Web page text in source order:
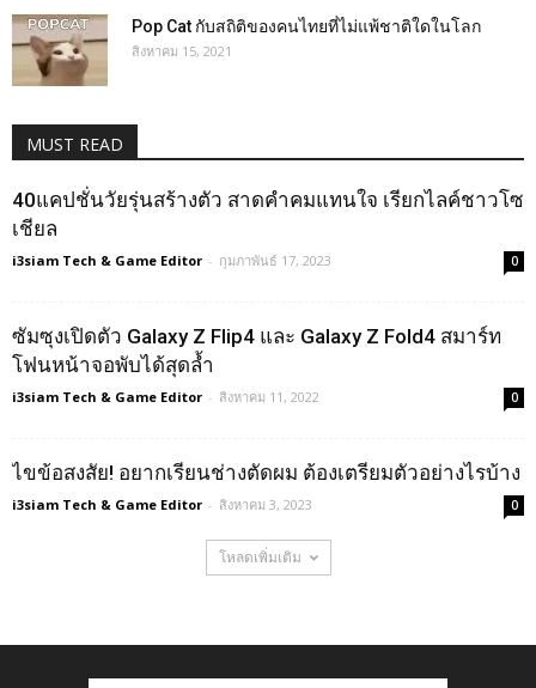
Pop Cat กับสถิติของคนไทยที่ไม่แพ้ชาติใดในโลก
สิงหาคม 15, 2021
MUST READ
40แคปชั่นวัยรุ่นสร้างตัว สาดคำคมแทนใจ เรียกไลค์ชาวโซ
เชียล
i3siam Tech & Game Editor - กุมภาพันธ์ 17, 2023 0
ซัมซุงเปิดตัว Galaxy Z Flip4 และ Galaxy Z Fold4 สมาร์ท
โฟนหน้าจอพับได้สุดล้ำ
i3siam Tech & Game Editor - สิงหาคม 11, 2022 0
ไขข้อสงสัย! อยากเรียนช่างตัดผม ต้องเตรียมตัวอย่างไรบ้าง
i3siam Tech & Game Editor - สิงหาคม 3, 2023 0
โหลดเพิ่มเติม